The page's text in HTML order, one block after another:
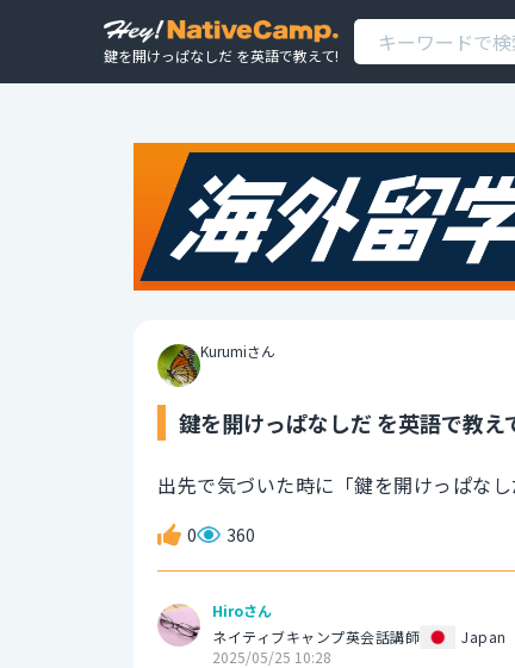
鍵を開けっぱなしだ を英語で教えて!
Kurumiさん
鍵を開けっぱなしだ を英語で教え
出先で気づいた時に「鍵を開けっぱな
0 360
Hiroさん
ネイティブキャンプ英会話講師
Japan
2025/05/25 10:28